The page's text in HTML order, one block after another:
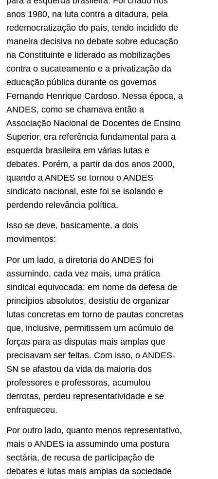
anos 1980, na luta contra a ditadura, pela
redemocratização do país, tendo incidido de
maneira decisiva no debate sobre educação
na Constituinte e liderado as mobilizações
contra o sucateamento e a privatização da
educação pública durante os governos
Fernando Henrique Cardoso. Nessa época, a
ANDES, como se chamava então a
Associação Nacional de Docentes de Ensino
Superior, era referência fundamental para a
esquerda brasileira em várias lutas e
debates. Porém, a partir da dos anos 2000,
quando a ANDES se tornou o ANDES
sindicato nacional, este foi se isolando e
perdendo relevância política.
Isso se deve, basicamente, a dois
movimentos:
Por um lado, a diretoria do ANDES foi
assumindo, cada vez mais, uma prática
sindical equivocada: em nome da defesa de
princípios absolutos, desistiu de organizar
lutas concretas em torno de pautas concretas
que, inclusive, permitissem um acúmulo de
forças para as disputas mais amplas que
precisavam ser feitas. Com isso, o ANDES-
SN se afastou da vida da maioria dos
professores e professoras, acumulou
derrotas, perdeu representatividade e se
enfraqueceu.
Por outro lado, quanto menos representativo,
mais o ANDES ia assumindo uma postura
sectária, de recusa de participação de
debates e lutas mais amplas da sociedade